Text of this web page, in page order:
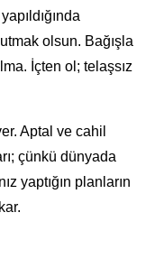
olsun. Bağışla
İçten ol; telaşsız
Aptal ve cahil
çünkü dünyada
yaptığın planların